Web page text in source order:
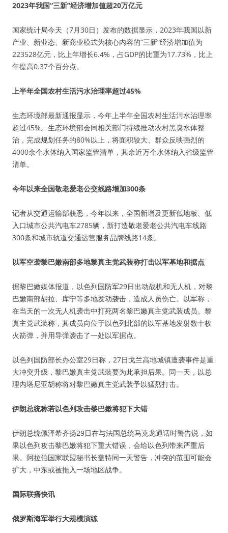
2023年我国“三新”经济增加值超20万亿元
国家统计局今天（7月30日）发布的数据显示，2023年我国以新
产业、新业态、新商业模式为核心内容的“三新”经济增加值为
223528亿元，比上年增长6.4%，占GDP的比重为17.73%，比上
年提高0.37个百分点。
上半年全国农村生活污水治理率超过45%
生态环境部最新通报显示，今年上半年全国农村生活污水治理率
超过45%。生态环境部会同相关部门持续推动农村黑臭水体整
治，完成规划任务的80%以上，将面积较大、群众反映强烈的
4000余个水体纳入国家监管清单，其余近万个水体纳入省级监管
清单。
今年以来全国敬老爱老公交线路增加300条
记者从交通运输部获悉，今年以来，全国新增及更新低地板、低
入口城市公共汽电车2785辆，新打造敬老爱老公共汽电车线路
300条和城市轨道交通运营服务品牌线路14条。
以军空袭黎巴嫩南部多地黎真主党武装称打击以军基地和据点
据黎巴嫩媒体报道，以色列国防军29日出动战机和无人机，对黎
巴嫩南部胡拉、库宁等多地发动袭击，造成人员伤亡。以军称，
在当天的一次无人机袭击中打死两名黎巴嫩真主党武装成员。黎
真主党武装称，其成员向位于以色列北部的以军基地发射数十枚
火箭弹，并用导弹袭击了一处以军据点。
以色列国防部长办公室29日称，27日戈兰高地城镇遭袭事件是重
大冲突升级，黎巴嫩真主党武装要为此承担后果。同一天，以总
理内塔尼亚胡称将对黎巴嫩真主党武装予以猛烈打击。
伊朗总统称若以色列攻击黎巴嫩将犯下大错
伊朗总统佩泽希齐扬29日在与法国总统马克龙通话时警告说，如
果以色列攻击黎巴嫩将犯下重大错误，会给以色列带来严重后
果。阿拉伯国家联盟秘书长盖特同一天警告，冲突的范围可能会
扩大，中东或被拖入一场地区战争。
国际联播快讯
俄罗斯海军举行大规模演练